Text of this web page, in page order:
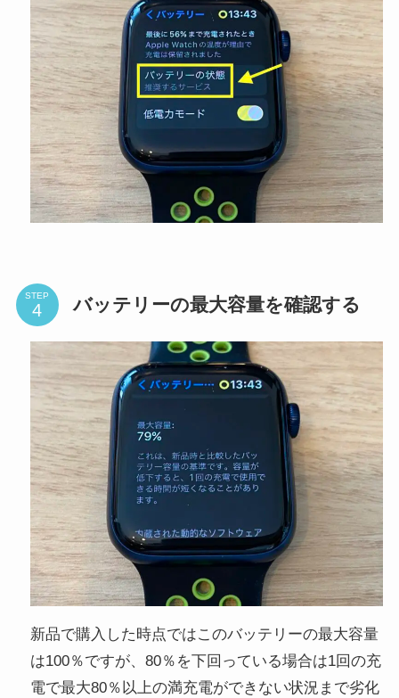
STEP バッテリーの最大容量を確認する
新品で購入した時点ではこのバッテリーの最大容量
は100％ですが、80％を下回っている場合は1回の充
電で最大80％以上の満充電ができない状況まで劣化